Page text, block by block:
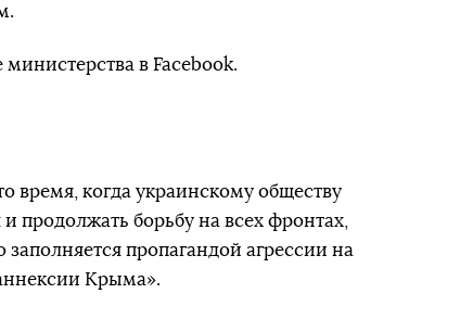
в Facebook.
время, когда украинскому обществу
продолжать борьбу на всех фронтах,
пропагандой агрессии на
Крыма».